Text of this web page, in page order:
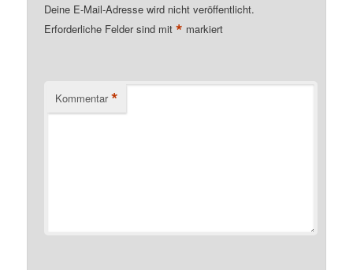
Deine E-Mail-Adresse wird nicht veröffentlicht.
Erforderliche Felder sind mit* markiert
Kommentar *